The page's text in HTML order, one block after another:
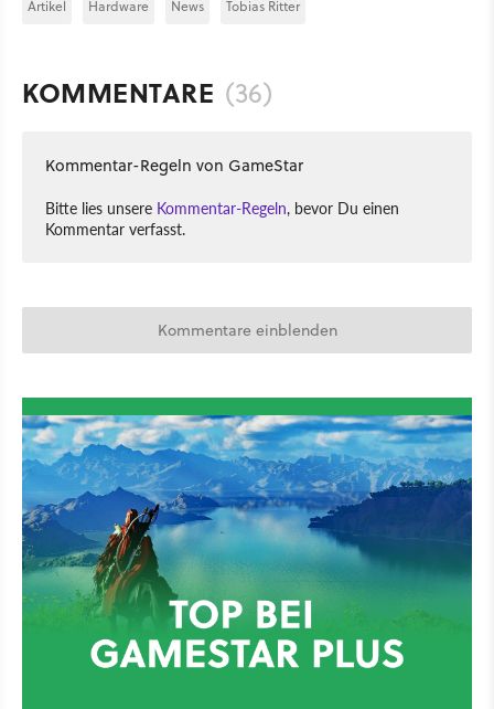
Artikel Hardware News Tobias Ritter
KOMMENTARE (36)
Kommentar-Regeln von GameStar
Bitte lies unsere Kommentar-Regeln, bevor Du einen
Kommentar verfasst.
Kommentare einblenden